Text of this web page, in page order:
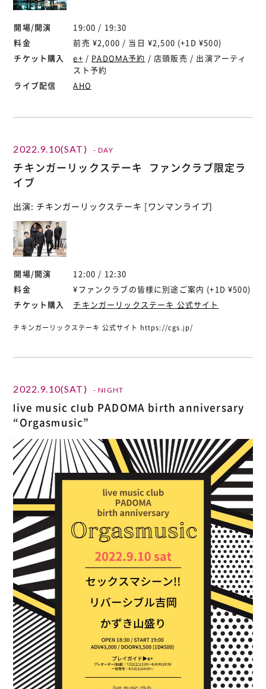
開場/開演
19:00 / 19:30
料金
前売 ¥2,000 / 当日 ¥2,500 (+1D ¥500)
チケット購入
e+ / PADOMA予約 / 店頭販売 / 出演アーティ
スト予約
ライブ配信
AHO
2022.9.10(SAT) - DAY
チキンガーリックステーキ ファンクラブ限定ラ
イブ
出演: チキンガーリックステーキ [ワンマンライブ]
開場/開演
12:00 / 12:30
料金
¥ファンクラブの皆様に別途ご案内 (+1D ¥500)
チケット購入
チキンガーリックステーキ 公式サイト
チキンガーリックステーキ 公式サイト https://cgs.jp/
2022.9.10(SAT) - NIGHT
live music club PADOMA birth anniversary
“Orgasmusic”